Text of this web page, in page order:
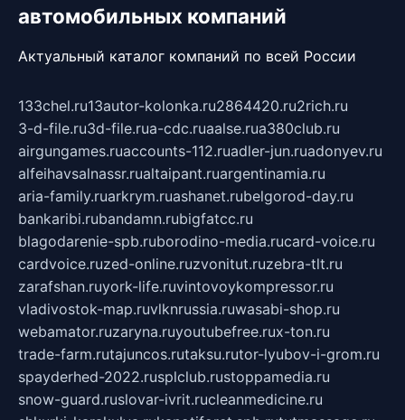
автомобильных компаний
Актуальный каталог компаний по всей России
133chel.ru13autor-kolonka.ru2864420.ru2rich.ru
3-d-file.ru3d-file.rua-cdc.ruaalse.rua380club.ru
airgungames.ruaccounts-112.ruadler-jun.ruadonyev.ru
alfeihavsalnassr.rualtaipant.ruargentinamia.ru
aria-family.ruarkrym.ruashanet.rubelgorod-day.ru
bankaribi.rubandamn.rubigfatcc.ru
blagodarenie-spb.ruborodino-media.rucard-voice.ru
cardvoice.ruzed-online.ruzvonitut.ruzebra-tlt.ru
zarafshan.ruyork-life.ruvintovoykompressor.ru
vladivostok-map.ruvlknrussia.ruwasabi-shop.ru
webamator.ruzaryna.ruyoutubefree.rux-ton.ru
trade-farm.rutajuncos.rutaksu.rutor-lyubov-i-grom.ru
spayderhed-2022.rusplclub.rustoppamedia.ru
snow-guard.ruslovar-ivrit.rucleanmedicine.ru